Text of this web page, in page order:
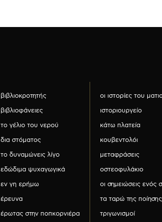
βιβλιοκροτητής
βιβλιοφάνειες
το γέλιο του νερού
δια στόματος
το δυναμώνεις λίγο
εδώδιμα ψυχαγωγικά
εν γη ερήμω
έρευνα
έρωτας στην ποπκορνιέρα
οι ιστορίες του
ιστοριουργείο
κάτω πλατεία
κουβεντολόι
μεταφράσεις
οστεοφυλάκιο
οι σημειώσεις ενός
τα ταρώ της ποίησης
τριγωνισμοί